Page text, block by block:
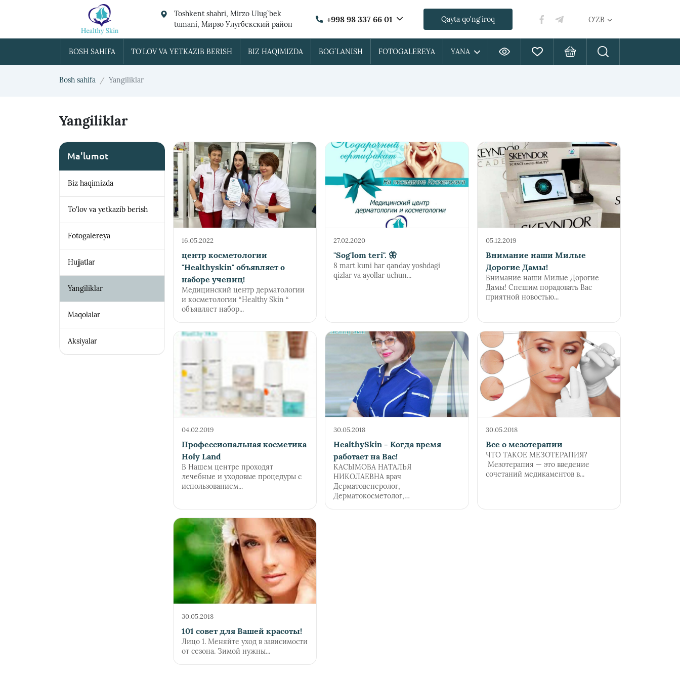
Toshkent shahri, Mirzo Ulug`bek
tumani, Мирзо Улугбекский район
+998 98 337 66 01 Qayta qo'ng'iroq O'ZB
BOSH SAHIFA TO'LOV VA YETKAZIB BERISH BIZ HAQIMIZDA BOG`LANISH FOTOGALEREYA YANA
Bosh sahifa Yangiliklar
Yangiliklar
Ma'lumot
Biz haqimizda
To'lov va yetkazib berish
Fotogalereya
Hujjatlar
Yangiliklar
Maqolalar
Aksiyalar
16.05.2022
центр косметологии
"Healthyskin" объявляет о
наборе учениц!
Медицинский центр дерматологии
и косметологии “Healthy Skin “
объявляет набор...
27.02.2020
"Sog'lom teri". 🦋
8 mart kuni har qanday yoshdagi
qizlar va ayollar uchun...
05.12.2019
Внимание наши Милые
Дорогие Дамы!
Внимание наши Милые Дорогие
Дамы! Спешим порадовать Вас
приятной новостью...
04.02.2019
Профессиональная косметика
Holy Land
В Нашем центре проходят
лечебные и уходовые процедуры с
использованием...
30.05.2018
HealthySkin - Когда время
работает на Вас!
КАСЫМОВА НАТАЛЬЯ
НИКОЛАЕВНА врач
Дерматовенеролог,
Дерматокосметолог,
30.05.2018
Все о мезотерапии
ЧТО ТАКОЕ МЕЗОТЕРАПИЯ?
Мезотерапия — это введение
сочетаний медикаментов в...
30.05.2018
101 совет для Вашей красоты!
Лицо 1. Меняйте уход в зависимости
от сезона. Зимой нужны...